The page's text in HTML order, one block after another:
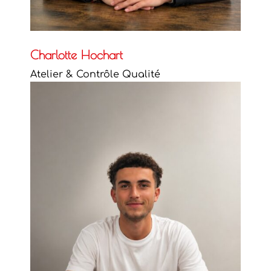
Charlotte Hochart
Atelier & Contrôle Qualité